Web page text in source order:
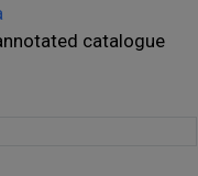
catalogue